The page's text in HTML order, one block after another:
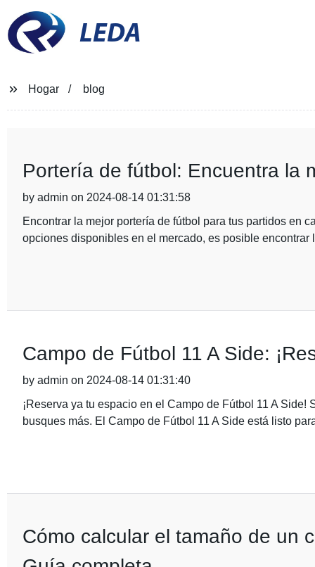
LEDA
Hogar blog
Portería de fútbol: Encuentra la
by admin on 2024-08-14 01:31:58
Encontrar la mejor portería de fútbol para tus partidos en
opciones disponibles en el mercado, es posible encontrar
Campo de Fútbol 11 A Side:
by admin on 2024-08-14 01:31:40
¡Reserva ya tu espacio en el Campo de Fútbol 11 A
busques más. El Campo de Fútbol 11 A Side está listo
Cómo calcular el tamaño de un